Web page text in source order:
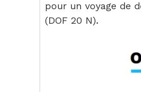
pour un voyage de
(DOF 20 N).